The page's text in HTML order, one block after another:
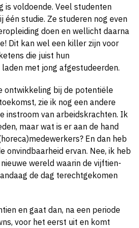
is voldoende. Veel studenten
één studie. Ze studeren nog even
doen en wellicht daarna
Dit kan wel een killer zijn voor
die juist hun
met jong afgestudeerden.
ontwikkeling bij de potentiële
zie ik nog een andere
instroom van arbeidskrachten. Ik
maar wat is er aan de hand
En dan heb
onvindbaarheid ervan. Nee, ik heb
wereld waarin de vijftien-
de dag terechtgekomen
en gaat dan, na een periode
voor het eerst uit en komt